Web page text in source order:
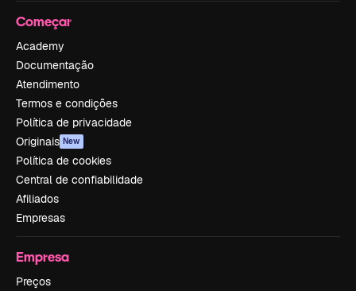
Começar
Academy
Documentação
Atendimento
Termos e condições
Política de privacidade
Originais New
Política de cookies
Central de confiabilidade
Afiliados
Empresas
Empresa
Preços